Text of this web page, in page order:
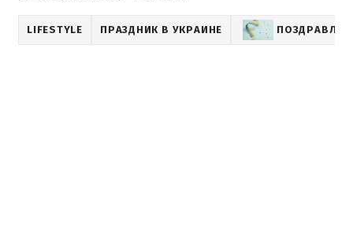
LIFESTYLE ПРАЗДНИК В УКРАИНЕ